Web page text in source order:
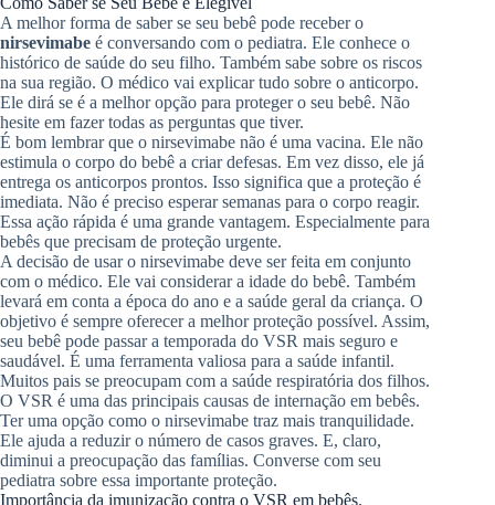
A melhor forma de saber se seu bebê pode receber o
nirsevimabe é conversando com o pediatra. Ele conhece o
histórico de saúde do seu filho. Também sabe sobre os riscos
na sua região. O médico vai explicar tudo sobre o anticorpo.
Ele dirá se é a melhor opção para proteger o seu bebê. Não
hesite em fazer todas as perguntas que tiver.
É bom lembrar que o nirsevimabe não é uma vacina. Ele não
estimula o corpo do bebê a criar defesas. Em vez disso, ele já
entrega os anticorpos prontos. Isso significa que a proteção é
imediata. Não é preciso esperar semanas para o corpo reagir.
Essa ação rápida é uma grande vantagem. Especialmente para
bebês que precisam de proteção urgente.
A decisão de usar o nirsevimabe deve ser feita em conjunto
com o médico. Ele vai considerar a idade do bebê. Também
levará em conta a época do ano e a saúde geral da criança. O
objetivo é sempre oferecer a melhor proteção possível. Assim,
seu bebê pode passar a temporada do VSR mais seguro e
saudável. É uma ferramenta valiosa para a saúde infantil.
Muitos pais se preocupam com a saúde respiratória dos filhos.
O VSR é uma das principais causas de internação em bebês.
Ter uma opção como o nirsevimabe traz mais tranquilidade.
Ele ajuda a reduzir o número de casos graves. E, claro,
diminui a preocupação das famílias. Converse com seu
pediatra sobre essa importante proteção.
Importância da imunização contra o VSR em bebês.